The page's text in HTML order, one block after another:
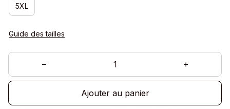
5XL
Guide des tailles
Ajouter au panier